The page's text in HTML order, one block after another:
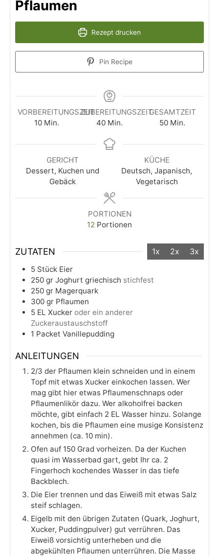
Pflaumen
Rezept drucken
Pin Recipe
VORBEREITUNGSZEIT
10 Min.
ZUBEREITUNGSZEIT
40 Min.
GESAMTZEIT
50 Min.
GERICHT
Dessert, Kuchen und
Gebäck
KÜCHE
Deutsch, Japanisch,
Vegetarisch
PORTIONEN
12 Portionen
ZUTATEN 1x 2x 3x
5 Stück Eier
250 gr Joghurt griechisch stichfest
250 gr Magerquark
300 gr Pflaumen
5 EL Xucker oder ein anderer
Zuckeraustauschstoff
1 Packet Vanillepudding
ANLEITUNGEN
2/3 der Pflaumen klein schneiden und in einem
Topf mit etwas Xucker einkochen lassen. Wer
mag gibt hier etwas Pflaumenschnaps oder
Pflaumenlikör dazu. Wer alkoholfrei backen
möchte, gibt einfach 2 EL Wasser hinzu. Solange
kochen, bis die Pflaumen eine musige Konsistenz
annehmen (ca. 10 min).
Ofen auf 150 Grad vorheizen. Da der Kuchen
quasi im Wasserbad gart, gebt Ihr ca. 2
Fingerhoch kochendes Wasser in das tiefe
Backblech.
Die Eier trennen und das Eiweiß mit etwas Salz
steif schlagen.
Eigelb mit den übrigen Zutaten (Quark, Joghurt,
Xucker, Puddingpulver) gut verrühren. Das
Eiweiß vorsichtig unterheben und die
abgekühlten Pflaumen unterrühren. Die Masse